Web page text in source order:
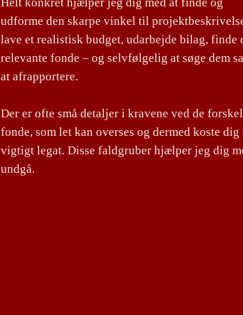
udforme den skarpe vinkel til
lave et realistisk budget, udarbejde bilag, finde
relevante fonde – og selvfølgelig at søge dem
at afrapportere.
Der er ofte små detaljer i kravene ved de
fonde, som let kan overses og dermed koste dig
vigtigt legat. Disse faldgruber hjælper jeg dig
undgå.